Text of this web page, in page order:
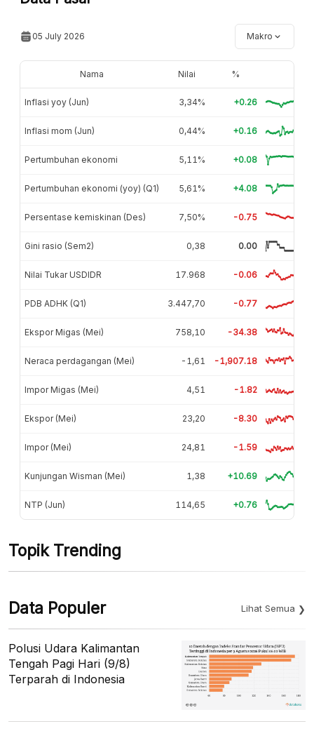
05 July 2026 Makro
Nama Nilai %
Inflasi yoy (Jun) 3,34% +0.26
Inflasi mom (Jun) 0,44% +0.16
Pertumbuhan ekonomi 5,11% +0.08
Pertumbuhan ekonomi (yoy) (Q1) 5,61% +4.08
Persentase kemiskinan (Des) 7,50% -0.75
Gini rasio (Sem2) 0,38 0.00
Nilai Tukar USDIDR 17.968 -0.06
PDB ADHK (Q1) 3.447,70 -0.77
Ekspor Migas (Mei) 758,10 -34.38
Neraca perdagangan (Mei) -1,61 -1,907.18
Impor Migas (Mei) 4,51 -1.82
Ekspor (Mei) 23,20 -8.30
Impor (Mei) 24,81 -1.59
Kunjungan Wisman (Mei) 1,38 +10.69
NTP (Jun) 114,65 +0.76
Topik Trending
Data Populer Lihat Semua
Polusi Udara Kalimantan
Tengah Pagi Hari (9/8)
Terparah di Indonesia